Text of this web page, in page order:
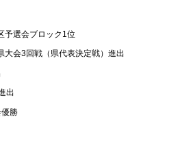
予選会ブロック1位
大会3回戦（県代表決定戦）進出
出
勝